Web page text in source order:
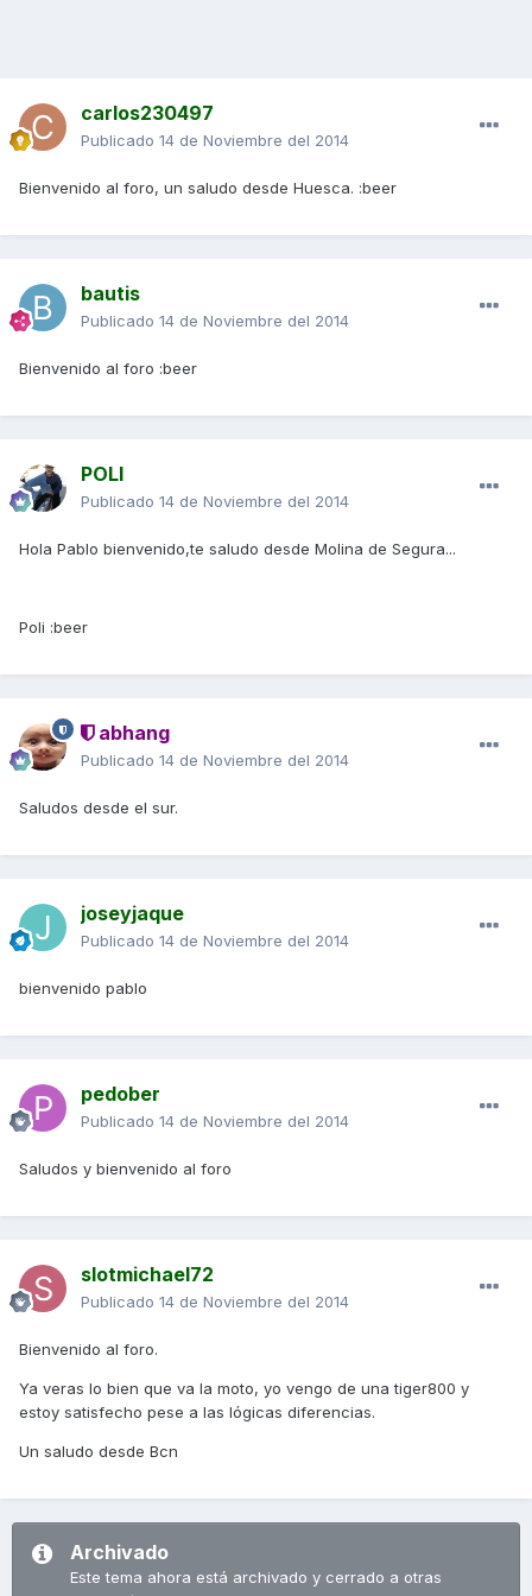
carlos230497
Publicado 14 de Noviembre del 2014
Bienvenido al foro, un saludo desde Huesca. :beer
bautis
Publicado 14 de Noviembre del 2014
Bienvenido al foro :beer
POLI
Publicado 14 de Noviembre del 2014
Hola Pablo bienvenido,te saludo desde Molina de Segura...
Poli :beer
abhang
Publicado 14 de Noviembre del 2014
Saludos desde el sur.
joseyjaque
Publicado 14 de Noviembre del 2014
bienvenido pablo
pedober
Publicado 14 de Noviembre del 2014
Saludos y bienvenido al foro
slotmichael72
Publicado 14 de Noviembre del 2014
Bienvenido al foro.
Ya veras lo bien que va la moto, yo vengo de una tiger800 y
estoy satisfecho pese a las lógicas diferencias.
Un saludo desde Bcn
Archivado
Este tema ahora está archivado y cerrado a otras